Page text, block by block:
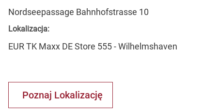
Nordseepassage Bahnhofstrasse 10
Lokalizacja:
EUR TK Maxx DE Store 555 - Wilhelmshaven
Poznaj Lokalizację